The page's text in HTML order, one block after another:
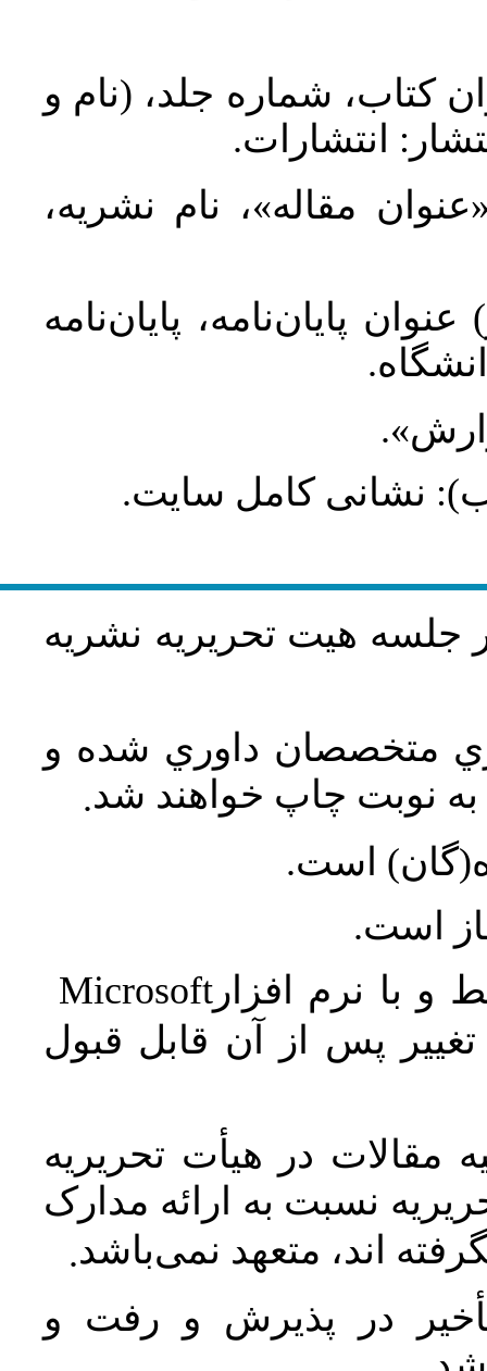
کتاب، شماره جلد، (نام و
انتشارات.
مقاله»، نام نشریه،
پایان‌نامه، پایان‌نامه
نشانی کامل سایت.
جلسه هيت تحريريه نشريه
متخصصان داوري شده و
نوبت چاپ خواهند شد.
است.
است.
و با نرم افزارMicrosoft
پس از آن قابل قبول
مقالات در هیأت تحریریه
نسبت به ارائه مدارک
اند، متعهد نمی‌باشد.
در پذیرش و رفت و